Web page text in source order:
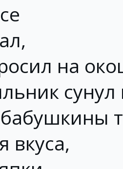
на
вкуса,